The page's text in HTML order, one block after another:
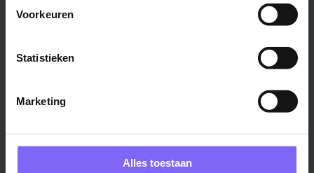
Voorkeuren
Statistieken
Marketing
Alles toestaan
Alle steden ›
Vakgebied
Techniek & Productie ›
Onderwijsassistent ›